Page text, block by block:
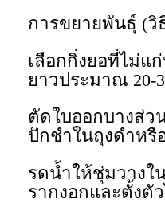
การขยายพันธุ์ (วิ
เลือกกิ่งยอที่ไม่แ
ยาวประมาณ 20-
ตัดใบออกบางส่ว
ปักชำในถุงดำหรื
รดน้ำให้ชุ่มวางใ
รากงอกและตั้งตั